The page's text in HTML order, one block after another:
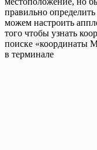
правильно
можем настроить
того чтобы узнать
поиске «координаты
в терминале